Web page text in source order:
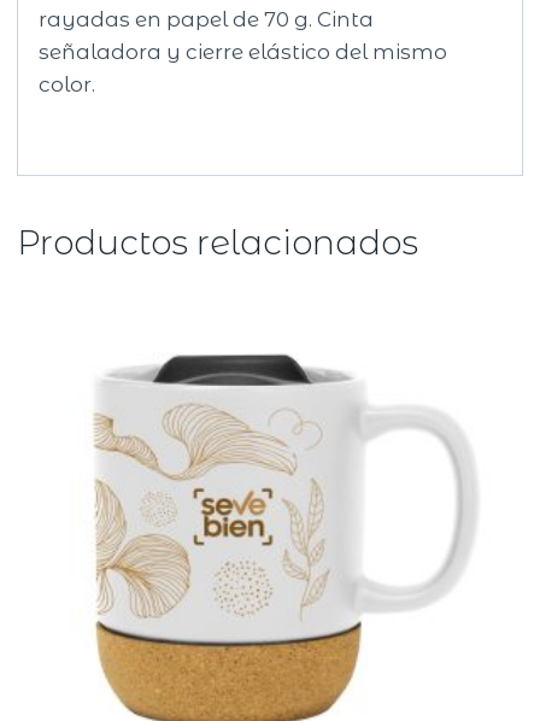
rayadas en papel de 70 g. Cinta
señaladora y cierre elástico del mismo
color.
Productos relacionados